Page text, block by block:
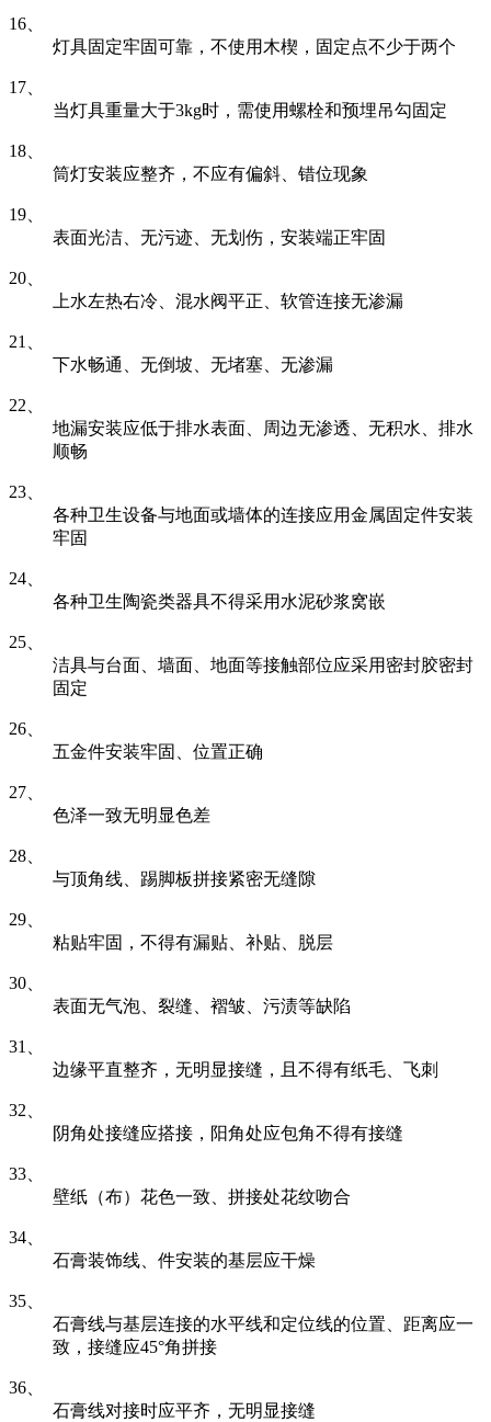
16、
灯具固定牢固可靠，不使用木楔，固定点不少于两个
17、
当灯具重量大于3kg时，需使用螺栓和预埋吊勾固定
18、
筒灯安装应整齐，不应有偏斜、错位现象
19、
表面光洁、无污迹、无划伤，安装端正牢固
20、
上水左热右冷、混水阀平正、软管连接无渗漏
21、
下水畅通、无倒坡、无堵塞、无渗漏
22、
地漏安装应低于排水表面、周边无渗透、无积水、排水
顺畅
23、
各种卫生设备与地面或墙体的连接应用金属固定件安装
牢固
24、
各种卫生陶瓷类器具不得采用水泥砂浆窝嵌
25、
洁具与台面、墙面、地面等接触部位应采用密封胶密封
固定
26、
五金件安装牢固、位置正确
27、
色泽一致无明显色差
28、
与顶角线、踢脚板拼接紧密无缝隙
29、
粘贴牢固，不得有漏贴、补贴、脱层
30、
表面无气泡、裂缝、褶皱、污渍等缺陷
31、
边缘平直整齐，无明显接缝，且不得有纸毛、飞刺
32、
阴角处接缝应搭接，阳角处应包角不得有接缝
33、
壁纸（布）花色一致、拼接处花纹吻合
34、
石膏装饰线、件安装的基层应干燥
35、
石膏线与基层连接的水平线和定位线的位置、距离应一
致，接缝应45°角拼接
36、
石膏线对接时应平齐，无明显接缝